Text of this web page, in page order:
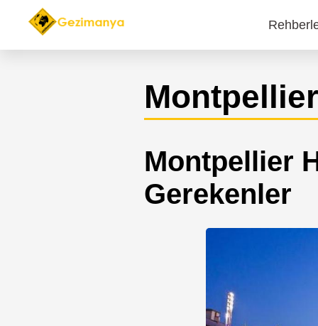
Main
Montpellier
Montpellier
Gerekenler